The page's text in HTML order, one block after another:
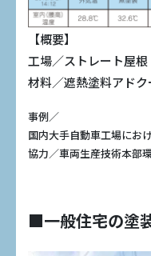
【概要】
工場／ストレート屋根
材料／遮熱塗料アドク
事例／
国内大手自動車工場にお
協力／車両生産技術本部
■一般住宅の塗